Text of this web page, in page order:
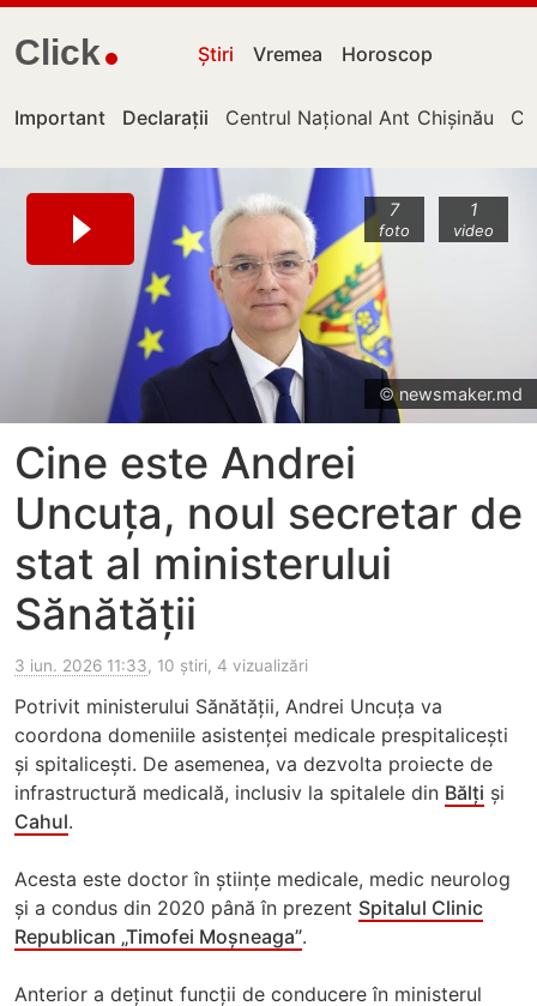
Click Știri Vremea Horoscop
Important Declarații Centrul Național Anticorupție
Chișinău
7
foto
1
video
© newsmaker.md
Cine este Andrei
Uncuța, noul secretar de
stat al ministerului
Sănătății
3 iun. 2026 11:33, 10 știri, 4 vizualizări
Potrivit ministerului Sănătății, Andrei Uncuța va
coordona domeniile asistenței medicale prespitalicești
și spitalicești. De asemenea, va dezvolta proiecte de
infrastructură medicală, inclusiv la spitalele din Bălți și
Cahul.
Acesta este doctor în științe medicale, medic neurolog
și a condus din 2020 până în prezent Spitalul Clinic
Republican „Timofei Moșneaga”.
Anterior a deținut funcții de conducere în ministerul